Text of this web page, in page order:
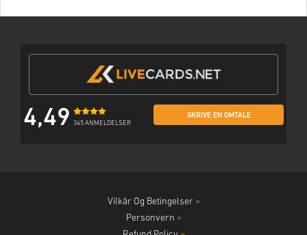
4,49 345 ANMELDELSER
SKRIVE EN OMTALE
Vilkår Og Betingelser »
Personvern »